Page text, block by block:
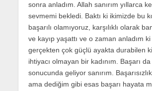
sonra anladım. Allah sanırım yıllarca
sevmemi bekledi. Baktı ki ikimizde bu
başarılı olamıyoruz, karşılıklı olarak
ve kayıp yaşattı ve o zaman anladım
gerçekten çok güçlü ayakta durabilen
ihtiyacı olmayan bir kadınım. Başarı
sonucunda geliyor sanırım.
ama dediğim gibi esas başarı hayata